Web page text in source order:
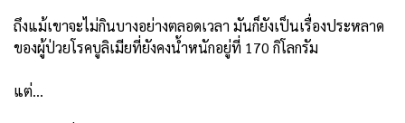
ถึงแม้เขาจะไม่กินบางอย่างตลอดเวลา มันก็ยังเป็นเรื่องประหลาด
ของผู้ป่วยโรคบูลิเมียที่ยังคงน้ำหนักอยู่ที่ 170 กิโลกรัม
แต่…